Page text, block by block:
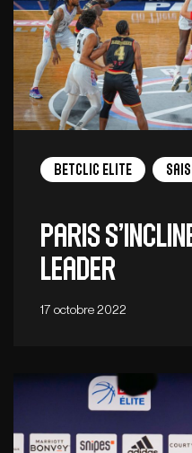
Betclic Elite
Paris
leader
17 octobre 2022